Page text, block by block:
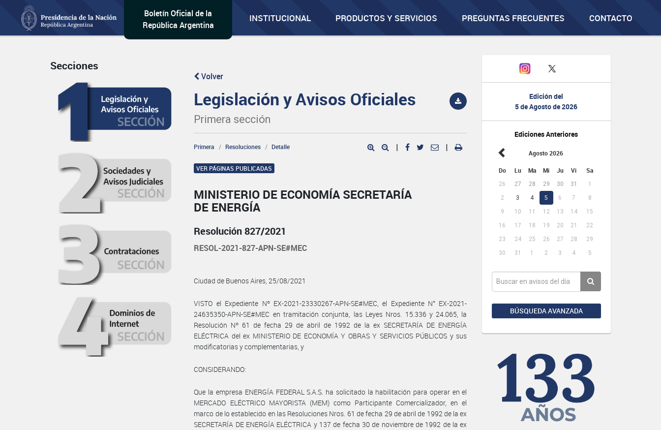
Boletín Oficial de la
República Argentina
INSTITUCIONAL PRODUCTOS Y SERVICIOS PREGUNTAS FRECUENTES CONTACTO
Edición del
5 de Agosto de 2026
Ediciones Anteriores
Agosto 2026
Do Lu Ma Mi Ju Vi Sa
26 27 28 29 30 31
1
2
3 4 5 6 7
8
9
10 11 12 13 14
15
16
17 18 19 20 21
22
23
24 25 26 27 28
29
30
31 1 2 3 4 5
BÚSQUEDA AVANZADA
Secciones
Volver
Legislación y Avisos Oficiales
Primera sección
Primera Resoluciones Detalle | |
VER PÁGINAS PUBLICADAS
MINISTERIO DE ECONOMÍA SECRETARÍA
DE ENERGÍA
Resolución 827/2021
RESOL-2021-827-APN-SE#MEC
Ciudad de Buenos Aires, 25/08/2021
VISTO el Expediente Nº EX-2021-23330267-APN-SE#MEC, el Expediente N° EX-2021-
24635350-APN-SE#MEC en tramitación conjunta, las Leyes Nros. 15.336 y 24.065, la
Resolución Nº 61 de fecha 29 de abril de 1992 de la ex SECRETARÍA DE ENERGÍA
ELÉCTRICA del ex MINISTERIO DE ECONOMÍA Y OBRAS Y SERVICIOS PÚBLICOS y sus
modificatorias y complementarias, y
CONSIDERANDO:
Que la empresa ENERGÍA FEDERAL S.A.S. ha solicitado la habilitación para operar en el
MERCADO ELÉCTRICO MAYORISTA (MEM) como Participante Comercializador, en el
marco de lo establecido en las Resoluciones Nros. 61 de fecha 29 de abril de 1992 de la ex
SECRETARÍA DE ENERGÍA ELÉCTRICA y 137 de fecha 30 de noviembre de 1992 de la ex